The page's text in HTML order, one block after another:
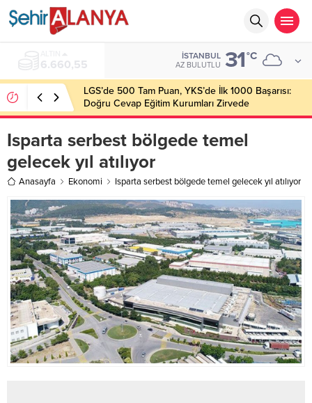
13.779,39
İSTANBUL
AZ BULUTLU 31°C
LGS’de 500 Tam Puan, YKS’de İlk 1000 Başarısı:
Doğru Cevap Eğitim Kurumları Zirvede
Isparta serbest bölgede temel
gelecek yıl atılıyor
Anasayfa Ekonomi Isparta serbest bölgede temel gelecek yıl atılıyor